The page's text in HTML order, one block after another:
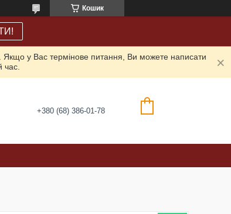
Кошик
у Вас термінове питання, Ви можете написати
час.
+380 (68) 386-01-78